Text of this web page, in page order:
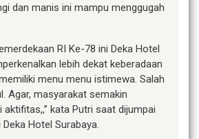
dan manis ini mampu menggugah
RI Ke-78 ini Deka Hotel
lebih dekat keberadaan
menu menu istimewa. Salah
Agar, masyarakat semakin
kata Putri saat dijumpai
Hotel Surabaya.